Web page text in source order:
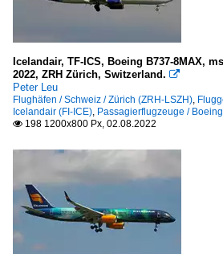
Icelandair, TF-ICS, Boeing B737-8MAX,
2022, ZRH Zürich, Switzerland. 
Peter Leu
Flughäfen / Schweiz / Zürich (ZRH-LSZH),
Icelandair (FI-ICE), Passagierflugzeuge /
 198 1200x800 Px, 02.08.2022